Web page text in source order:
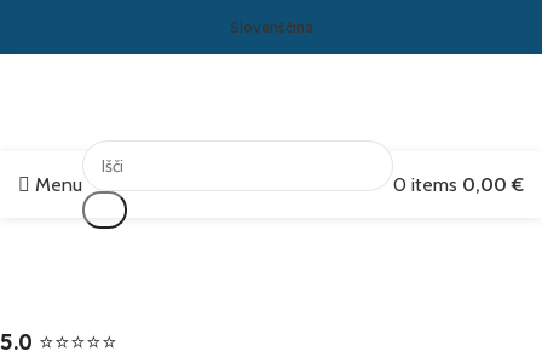
Slovenščina
Menu
0 items 0,00€
5.0 ⭐⭐⭐⭐⭐